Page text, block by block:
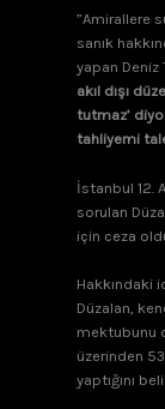
”Amirallere
sanık
yapan Deniz
akıl dışı
tutmaz’
tahliyemi
İstanbul 12.
sorulan
için ceza
Hakkındaki
Düzalan,
mektubunu
üzerinden
yaptığını